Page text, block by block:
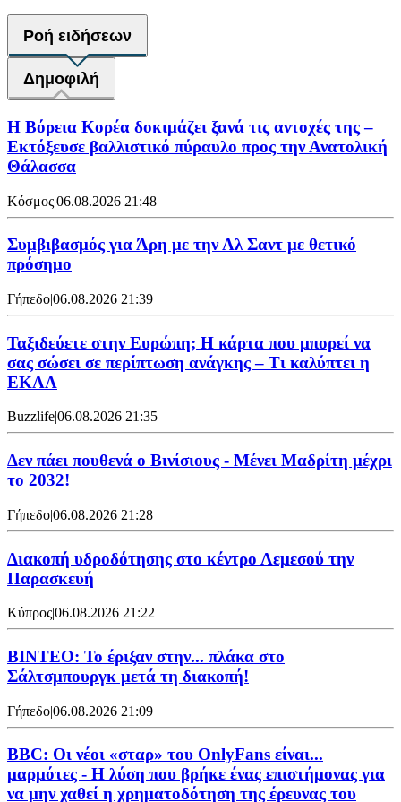
Ροή ειδήσεων
Δημοφιλή
Η Βόρεια Κορέα δοκιμάζει ξανά τις αντοχές της –
Εκτόξευσε βαλλιστικό πύραυλο προς την Ανατολική
Θάλασσα
Κόσμος|06.08.2026 21:48
Συμβιβασμός για Άρη με την Αλ Σαντ με θετικό
πρόσημο
Γήπεδο|06.08.2026 21:39
Ταξιδεύετε στην Ευρώπη; Η κάρτα που μπορεί να
σας σώσει σε περίπτωση ανάγκης – Τι καλύπτει η
ΕΚΑΑ
Buzzlife|06.08.2026 21:35
Δεν πάει πουθενά ο Βινίσιους - Μένει Μαδρίτη μέχρι
το 2032!
Γήπεδο|06.08.2026 21:28
Διακοπή υδροδότησης στο κέντρο Λεμεσού την
Παρασκευή
Κύπρος|06.08.2026 21:22
ΒΙΝΤΕΟ: Το έριξαν στην... πλάκα στο
Σάλτσμπουργκ μετά τη διακοπή!
Γήπεδο|06.08.2026 21:09
BBC: Οι νέοι «σταρ» του OnlyFans είναι...
μαρμότες - Η λύση που βρήκε ένας επιστήμονας για
να μην χαθεί η χρηματοδότηση της έρευνας του